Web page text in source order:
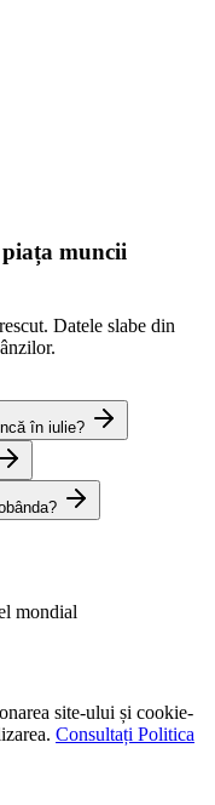
piața muncii
Datele slabe din
în iulie?
mondial
site-ului și cookie-
Consultați Politica